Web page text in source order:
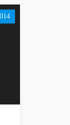
014